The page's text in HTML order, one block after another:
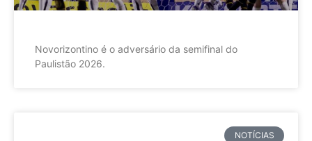
Novorizontino é o adversário da semifinal do
Paulistão 2026.
NOTÍCIAS